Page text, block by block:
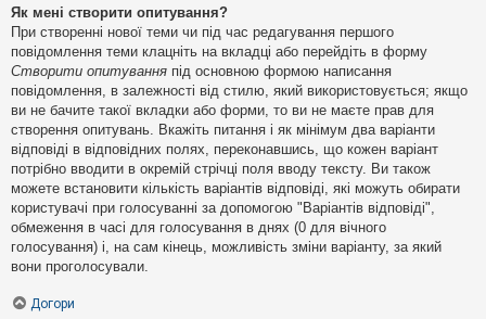
Як мені створити опитування?
При створенні нової теми чи під час редагування першого
повідомлення теми клацніть на вкладці або перейдіть в форму
Створити опитування під основною формою написання
повідомлення, в залежності від стилю, який використовується; якщо
ви не бачите такої вкладки або форми, то ви не маєте прав для
створення опитувань. Вкажіть питання і як мінімум два варіанти
відповіді в відповідних полях, переконавшись, що кожен варіант
потрібно вводити в окремій стрічці поля вводу тексту. Ви також
можете встановити кількість варіантів відповіді, які можуть обирати
користувачі при голосуванні за допомогою "Варіантів відповіді",
обмеження в часі для голосування в днях (0 для вічного
голосування) і, на сам кінець, можливість зміни варіанту, за який
вони проголосували.
Догори